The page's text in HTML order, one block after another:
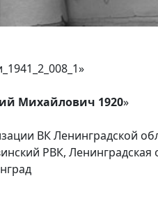
Михайлович 1920»
ВК Ленинградской
РВК, Ленинградская